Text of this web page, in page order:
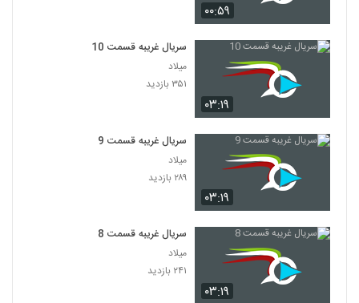
۰۰:۵۹
۰۳:۱۹
سریال غریبه قسمت 10
میلاد
۳۵۱ بازدید
۰۳:۱۹
سریال غریبه قسمت 9
میلاد
۲۸۹ بازدید
۰۳:۱۹
سریال غریبه قسمت 8
میلاد
۲۴۱ بازدید